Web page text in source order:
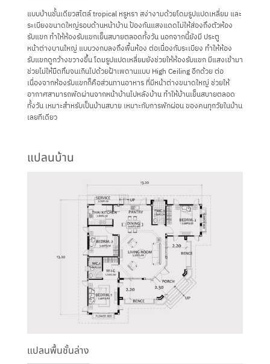
แบบบ้านชั้นเดียวสไตล์ tropical หรูหรา สง่างามด้วยโดมรูปแปดเหลี่ยม และ
ระเบียงขนาดใหญ่รอบด้านหน้าบ้าน ป้องกันแสงแดดไม่ให้ส่องถึงตัวห้อง
รับแขก ทำให้ห้องรับแขกเย็นสบายตลอดทั้งวัน นอกจากนี้ยังมี ประตู
หน้าต่างบานใหญ่ แบบวงกบลงถึงพื้นห้อง ต่อเนื่องกับระเบียง ทำให้ห้อง
รับแขกดูกว้างขวางขึ้น โดมรูปแปดเหลี่ยมยังช่วยให้ห้องรับแขก มีแสงเข้ามา
ช่วยไม่ให้มืดทึมจนเกินไปด้วยฝ้าเพดานแบบ High Ceiling อีกด้วย ต่อ
เนื่องจากห้องรับแขกก็คือส่วนทานอาหาร ที่มีหน้าต่างขนาดใหญ่ ช่วยให้
อากาศสามารถพัดผ่านจากหน้าบ้านไปหลังบ้าน ทำให้บ้านเย็นสบายตลอด
ทั้งวัน เหมาะสำหรับเป็นบ้านสบาย เหมาะกับการพักผ่อน ของคนทุกวัยในบ้าน
เลยทีเดียว
แปลนบ้าน
แปลนพื้นชั้นล่าง